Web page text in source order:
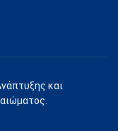
και